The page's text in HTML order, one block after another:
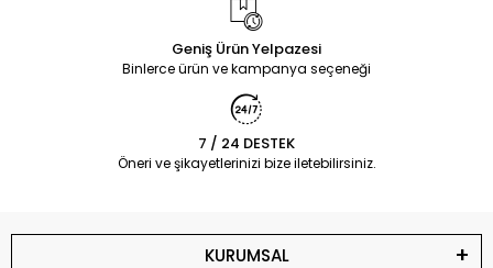
Geniş Ürün Yelpazesi
Binlerce ürün ve kampanya seçeneği
7 / 24 DESTEK
Öneri ve şikayetlerinizi bize iletebilirsiniz.
KURUMSAL